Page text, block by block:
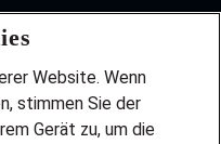
Website. Wenn
stimmen Sie der
Gerät zu, um die